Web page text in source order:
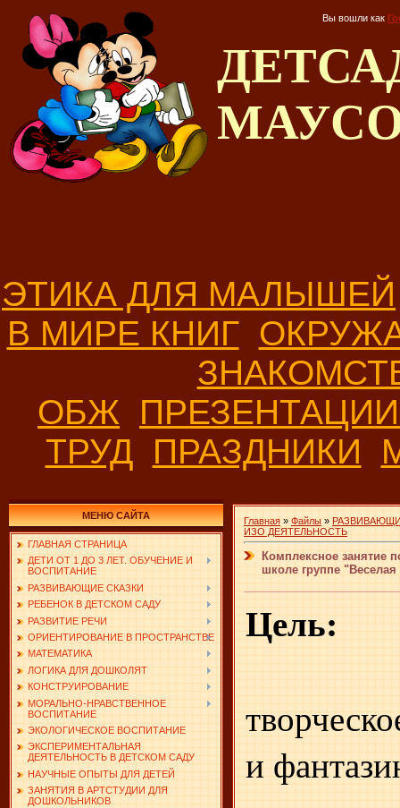
Вы вошли как
ЭТИКА ДЛЯ МАЛЫШЕЙ
В МИРЕ КНИГ
ОБЖ
ТРУД ПРАЗДНИКИ
МЕНЮ САЙТА
ГЛАВНАЯ СТРАНИЦА
ДЕТИ ОТ 1 ДО 3 ЛЕТ. ОБУЧЕНИЕ И
ВОСПИТАНИЕ
РАЗВИВАЮЩИЕ СКАЗКИ
РЕБЕНОК В ДЕТСКОМ САДУ
РАЗВИТИЕ РЕЧИ
ОРИЕНТИРОВАНИЕ В ПРОСТРАНСТВЕ
МАТЕМАТИКА
ЛОГИКА ДЛЯ ДОШКОЛЯТ
КОНСТРУИРОВАНИЕ
МОРАЛЬНО-НРАВСТВЕННОЕ
ВОСПИТАНИЕ
ЭКОЛОГИЧЕСКОЕ ВОСПИТАНИЕ
ЭКСПЕРИМЕНТАЛЬНАЯ
ДЕЯТЕЛЬНОСТЬ В ДЕТСКОМ САДУ
НАУЧНЫЕ ОПЫТЫ ДЛЯ ДЕТЕЙ
ЗАНЯТИЯ В АРТСТУДИИ ДЛЯ
ДОШКОЛЬНИКОВ
Главная » Файлы »
ИЗО ДЕЯТЕЛЬНОСТЬ
Комплексное занятие
школе группе "Веселая
Цель:
и